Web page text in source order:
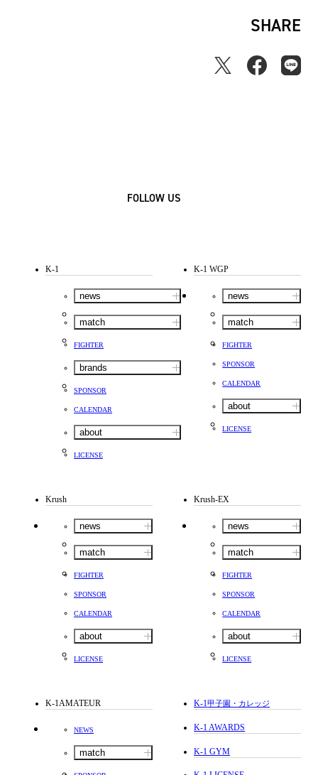
SHARE
FOLLOW US
K-1
news
match
FIGHTER
brands
SPONSOR
CALENDAR
about
LICENSE
K-1 WGP
news
match
FIGHTER
SPONSOR
CALENDAR
about
LICENSE
Krush
news
match
FIGHTER
SPONSOR
CALENDAR
about
LICENSE
Krush-EX
news
match
FIGHTER
SPONSOR
CALENDAR
about
LICENSE
K-1AMATEUR
NEWS
match
K-1甲子園・カレッジ
K-1 AWARDS
K-1 GYM